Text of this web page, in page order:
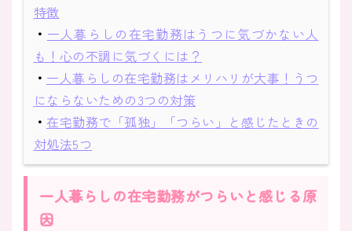
特徴
・ 一人暮らしの在宅勤務はうつに気づかない人
も！心の不調に気づくには？
・ 一人暮らしの在宅勤務はメリハリが大事！うつ
にならないための3つの対策
・ 在宅勤務で「孤独」「つらい」と感じたときの
対処法5つ
一人暮らしの在宅勤務がつらいと感じる原
因